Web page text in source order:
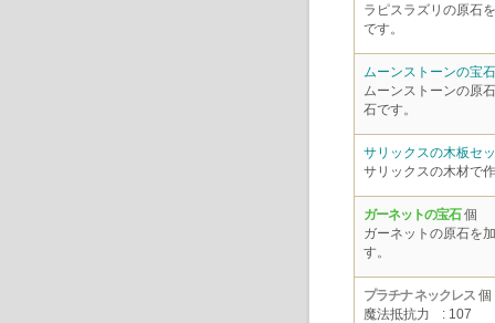
ラピスラズリの原石
です。
ムーンストーンの宝
ムーンストーンの原
石です。
サリックスの木板セ
サリックスの木材で
ガーネットの宝石個
ガーネットの原石を
す。
プラチナ ネックレス 個
魔法抵抗力
: 107